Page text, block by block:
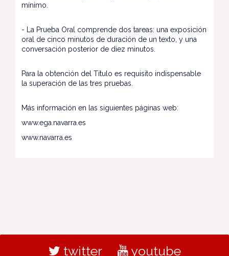
mínimo.
- La Prueba Oral comprende dos tareas: una exposición
oral de cinco minutos de duración de un texto, y una
conversación posterior de diez minutos.
Para la obtención del Título es requisito indispensable
la superación de las tres pruebas.
Más información en las siguientes páginas web:
www.ega.navarra.es
www.navarra.es
twitter youtube